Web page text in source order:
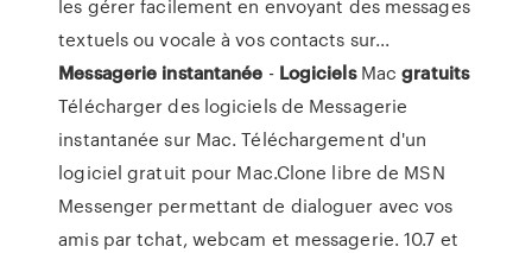
les gérer facilement en envoyant des messages
textuels ou vocale à vos contacts sur...
Messagerie instantanée - LogicielsMacgratuits
Télécharger des logiciels de Messagerie
instantanée sur Mac. Téléchargement d'un
logiciel gratuit pour Mac.Clone libre de MSN
Messenger permettant de dialoguer avec vos
amis par tchat, webcam et messagerie. 10.7 et